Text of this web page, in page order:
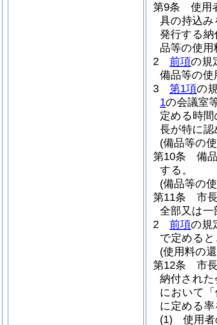
第9条
使用
具の持込
発行する
品等の使
2
前項の規
備品等の
3
第1項の
1の会議室
定める時
長が特に
(備品等の
第10条
備
する。
(備品等の
第11条
市
全部又は
2
前項の規
で定める
(使用料の
第12条
市
納付され
において
に定める
(1)
使用